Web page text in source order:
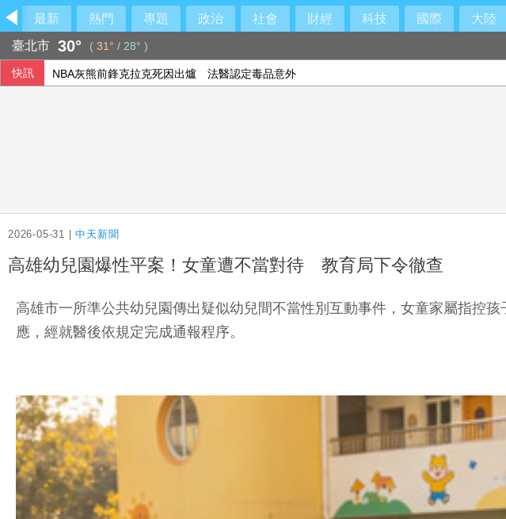
最新 熱門 專題 政治 社會 財經 科技 國際 大陸
臺北市 30° ( 31° / 28° )
快訊 NBA灰熊前鋒克拉克死因出爐 法醫認定毒品意外
2026-05-31 |中天新聞
高雄幼兒園爆性平案！女童遭不當對待 教育局下令徹查
高雄市一所準公共幼兒園傳出疑似幼兒間不當性別互動事件，女童家屬指控
應，經就醫後依規定完成通報程序。